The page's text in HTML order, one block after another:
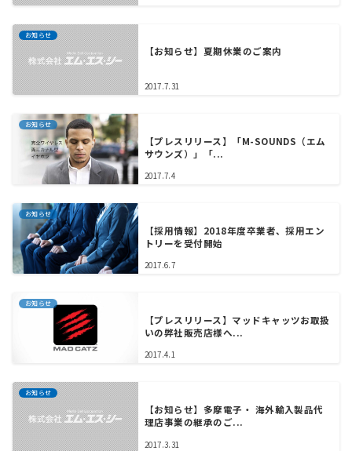
お知らせ
【お知らせ】夏期休業のご案内
2017.7.31
お知らせ
【プレスリリース】「M-SOUNDS（エム
サウンズ）」「...
2017.7.4
お知らせ
【採用情報】2018年度卒業者、採用エン
トリーを受付開始
2017.6.7
お知らせ
【プレスリリース】マッドキャッツお取扱
いの弊社販売店様へ...
2017.4.1
お知らせ
【お知らせ】多摩電子・ 海外輸入製品代
理店事業の継承のご...
2017.3.31